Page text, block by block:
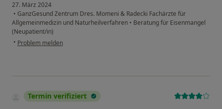
27. März 2024
• GanzGesund Zentrum Dres. Momeni & Radecki Fachärzte für
Allgemeinmedizin und Naturheilverfahren • Beratung für Eisenmangel
(Neupatient/in)
• Problem melden
Termin verifiziert